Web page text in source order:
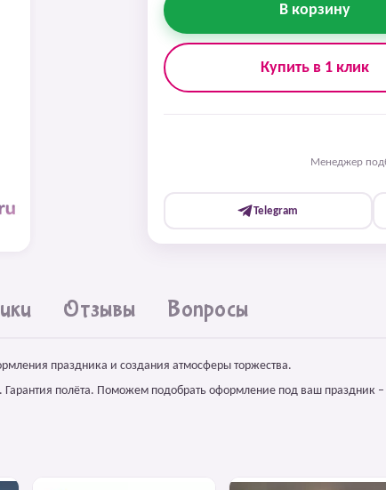
В корзину
Купить в 1 клик
Менеджер
Telegram
Отзывы Вопросы
праздника и создания атмосферы торжества.
Гарантия полёта. Поможем подобрать оформление под ваш праздник –